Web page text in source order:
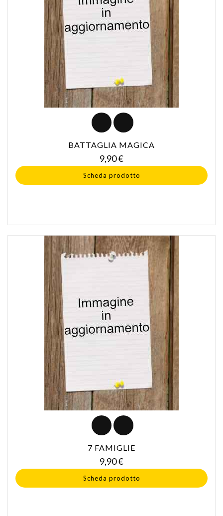
BATTAGLIA MAGICA
9,90 €Prezzo
Scheda prodotto
7 FAMIGLIE
9,90 €Prezzo
Scheda prodotto